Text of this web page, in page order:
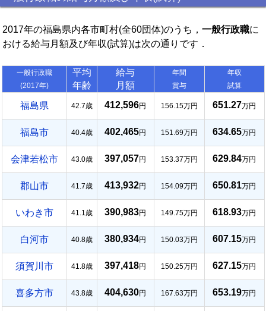
2017年の福島県内各市町村(全60団体)のうち， 一般行政職に
おける給与月額及び年収(試算)は次の通りです．
一般行政職
(2017年)
平均
年齢
給与
月額
年間
賞与
年収
試算
福島県 42.7歳 412,596円 156.15万円 651.27万円
福島市 40.4歳 402,465円 151.69万円 634.65万円
会津若松市 43.0歳 397,057円 153.37万円 629.84万円
郡山市 41.7歳 413,932円 154.09万円 650.81万円
いわき市 41.1歳 390,983円 149.75万円 618.93万円
白河市 40.8歳 380,934円 150.03万円 607.15万円
須賀川市 41.8歳 397,418円 150.25万円 627.15万円
喜多方市 43.8歳 404,630円 167.63万円 653.19万円